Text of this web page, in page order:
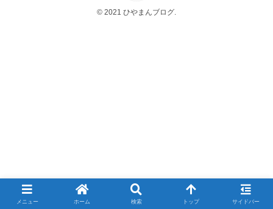
© 2021 ひやまんブログ.
メニュー ホーム 検索 トップ サイドバー